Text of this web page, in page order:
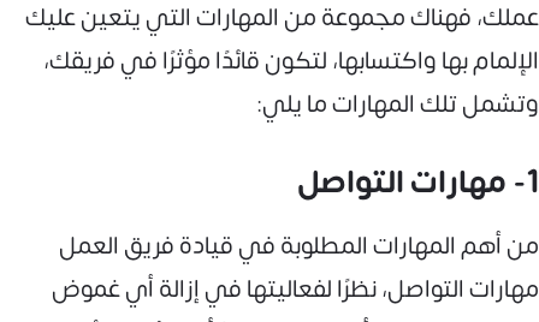
عملك، فهناك مجموعة من المهارات التي يتعين عليك
الإلمام بها واكتسابها، لتكون قائدًا مؤثرًا في فريقك،
وتشمل تلك المهارات ما يلي:
1- مهارات التواصل
من أهم المهارات المطلوبة في قيادة فريق العمل
مهارات التواصل، نظرًا لفعاليتها في إزالة أي غموض